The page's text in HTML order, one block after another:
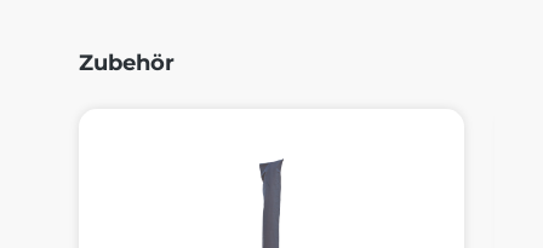
Produktgalerie überspringen
Zubehör